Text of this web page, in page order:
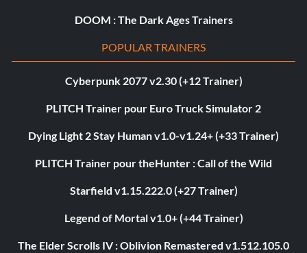
DOOM : The Dark Ages Trainers
POPULAR TRAINERS
Cyberpunk 2077 v2.30 (+12 Trainer)
PLITCH Trainer pour Euro Truck Simulator 2
Dying Light 2 Stay Human v1.0-v1.24+ (+33 Trainer)
PLITCH Trainer pour theHunter : Call of the Wild
Starfield v1.15.222.0 (+27 Trainer)
Legend of Mortal v1.0+ (+44 Trainer)
The Elder Scrolls IV : Oblivion Remastered v1.512.105.0